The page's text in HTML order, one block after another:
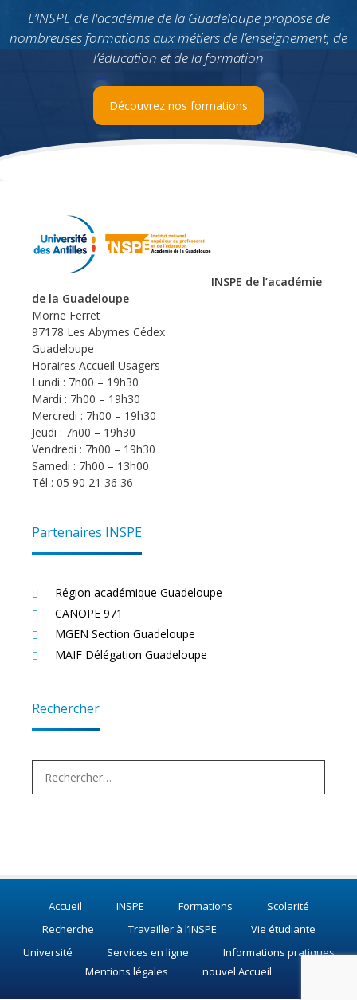
L’INSPE de l'académie de la Guadeloupe propose de
nombreuses formations aux métiers de l’enseignement, de
l’éducation et de la formation
Découvrez nos formations
INSPE de l’académie
de la Guadeloupe
Morne Ferret
97178 Les Abymes Cédex
Guadeloupe
Horaires Accueil Usagers
Lundi : 7h00 – 19h30
Mardi : 7h00 – 19h30
Mercredi : 7h00 – 19h30
Jeudi : 7h00 – 19h30
Vendredi : 7h00 – 19h30
Samedi : 7h00 – 13h00
Tél : 05 90 21 36 36
Partenaires INSPE
Région académique Guadeloupe
CANOPE 971
MGEN Section Guadeloupe
MAIF Délégation Guadeloupe
Rechercher
Accueil INSPE Formations
Scolarité
Recherche
Travailler à l’INSPE
Vie étudiante
Université
Services en ligne
Informations pratiques
Mentions légales
nouvel Accueil